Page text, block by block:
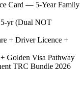
Card — 5-Year Family
yr (Dual NOT
+ Driver Licence +
Golden Visa Pathway
TRC Bundle 2026